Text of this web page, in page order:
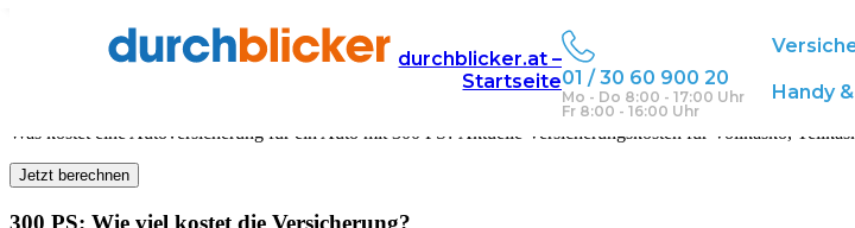
durchblicker.at –
Startseite01 / 30 60 900 20
Mo - Do 8:00 - 17:00 Uhr
Fr 8:00 - 16:00 Uhr
Handy
Autoversicherung
Was kostet eine Autoversicherung für ein Auto mit300 PS? Aktuelle Versicherungskosten für Vollkasko,
Jetzt berechnen
300 PS: Wie viel kostet die Versicherung?